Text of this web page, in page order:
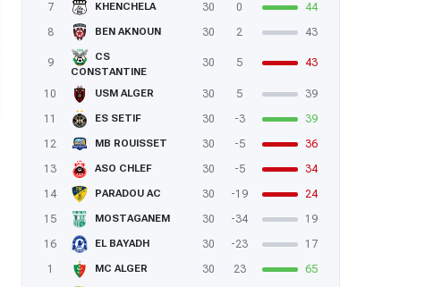
7 KHENCHELA 30 0
44
8
BEN AKNOUN 30 2 43
9
CS
CONSTANTINE
30 5 43
10 USM ALGER 30 5
39
11
ES SETIF 30 -3
39
12
MB ROUISSET 30 -5
36
13
ASO CHLEF 30 -5
34
14
PARADOU AC 30 -19
24
15
MOSTAGANEM 30 -34
19
16
EL BAYADH 30 -23
17
1
MC ALGER 30 23
65